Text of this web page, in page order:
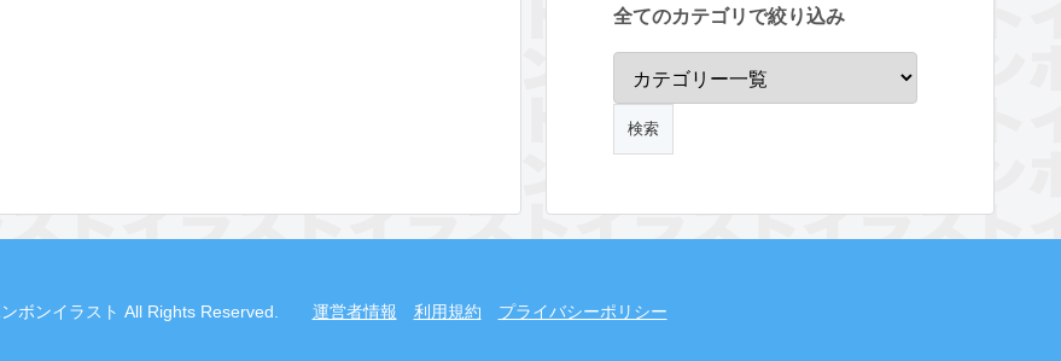
全てのカテゴリで絞り込み
ンボンイラスト All Rights Reserved. 運営者情報 利用規約 プライバシーポリシー